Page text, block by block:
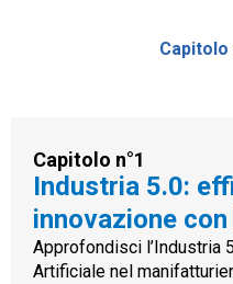
Capitolo
Capitolo n°1
Industria 5.0:
innovazione con
Approfondisci l’Industria
Artificiale nel